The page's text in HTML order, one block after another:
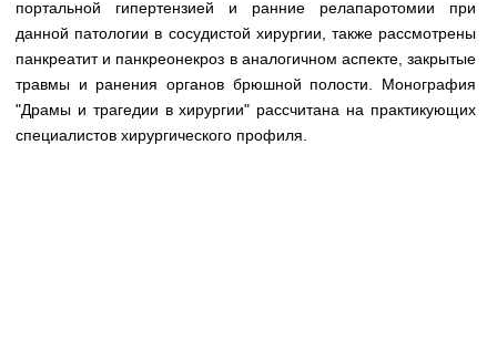
исследований
Обратная связь
Добавить материал
FAQ
портальной гипертензией и ранние релапаротомии при
данной патологии в сосудистой хирургии, также рассмотрены
панкреатит и панкреонекроз в аналогичном аспекте, закрытые
травмы и ранения органов брюшной полости. Монография
"Драмы и трагедии в хирургии" рассчитана на практикующих
специалистов хирургического профиля.